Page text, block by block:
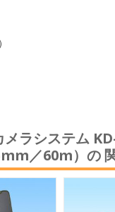
メラシステム
／60m）の